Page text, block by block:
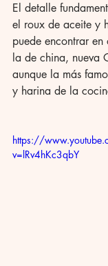
El detalle
el roux de aceite y
puede encontrar
la de china, nueva
aunque la más
y harina de la
https://
v=lRv4hKc3qbY